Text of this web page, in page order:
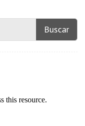
Buscar